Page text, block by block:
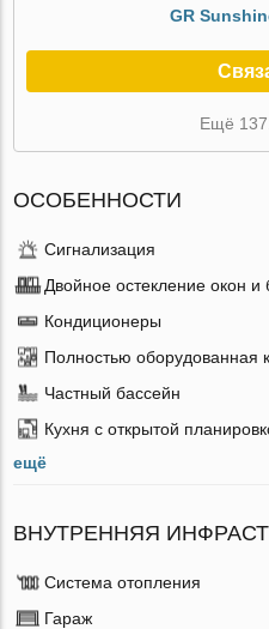
GR
Ещё
ОСОБЕННОСТИ
Сигнализация
Двойное остекление окон и
Кондиционеры
Полностью оборудованная
Частный бассейн
Кухня с открытой
ещё
ВНУТРЕННЯЯ
Система отопления
Гараж